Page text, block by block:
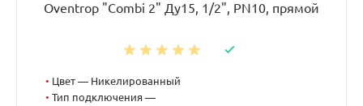
Oventrop "Combi 2" Ду15, 1/2", PN10, прямой
• Цвет — Никелированный
• Тип подключения —